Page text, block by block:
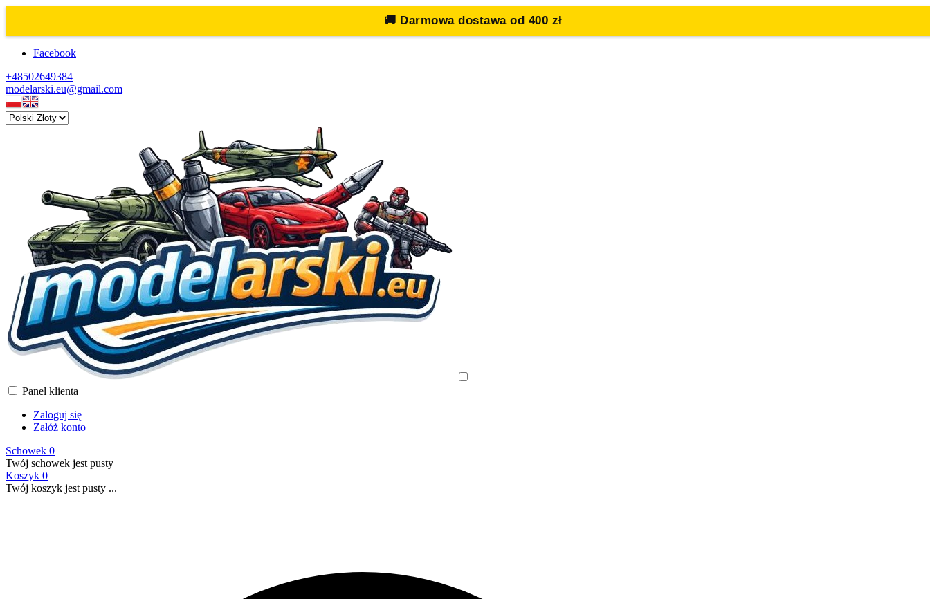
🚚 Darmowa dostawa od 400 zł
Facebook
+48502649384
modelarski.eu@gmail.com
Panel klienta
Zaloguj się
Załóż konto
Schowek 0
Twój schowek jest pusty
Koszyk 0
Twój koszyk jest pusty ...